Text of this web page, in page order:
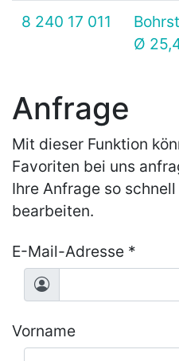
8 240 17 011
Ø
Anfrage
Mit dieser Funktion
Favoriten bei uns
Ihre Anfrage so
bearbeiten.
E-Mail-Adresse *
Vorname